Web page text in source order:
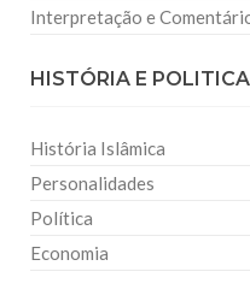
Interpretação e
HISTÓRIA E POLITICA
História Islâmica
Personalidades
Política
Economia